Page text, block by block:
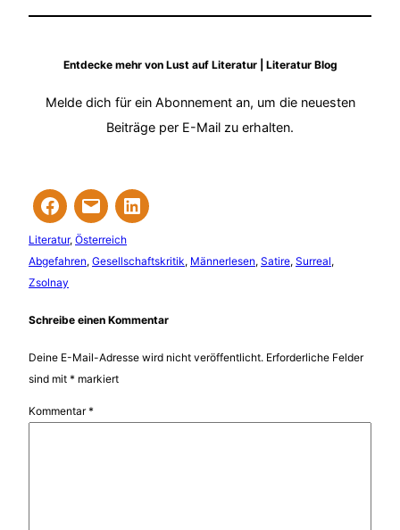
Entdecke mehr von Lust auf Literatur | Literatur Blog
Melde dich für ein Abonnement an, um die neuesten
Beiträge per E-Mail zu erhalten.
Literatur, Österreich
Abgefahren, Gesellschaftskritik, Männerlesen, Satire, Surreal
Zsolnay
Schreibe einen Kommentar
Deine E-Mail-Adresse wird nicht veröffentlicht. Erforderliche Felder
sind mit * markiert
Kommentar*